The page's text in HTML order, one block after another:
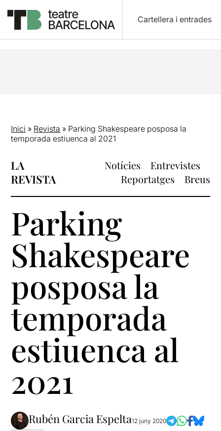
Cartellera i entrades
Inici » Revista » Parking Shakespeare posposa la
temporada estiuenca al 2021
LA
REVISTA
Notícies
Entrevistes
Reportatges
Breus
Parking
Shakespeare
posposa la
temporada
estiuenca al
2021
Rubén Garcia Espelta12 juny 2020